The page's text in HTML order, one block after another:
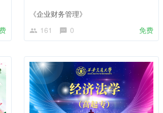
《企业财务管理》
161
0 免费